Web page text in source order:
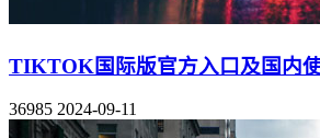
TIKTOK国际版官方入口及国内
36985 2024-09-11